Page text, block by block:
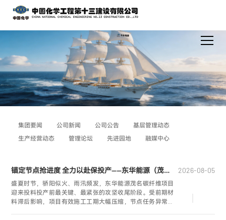
集团要闻 公司新闻 公司公告
基层管理动态
生产经营动态
管理论坛 先进园地 融媒中心
锚定节点抢进度 全力以赴保投产——东华能源（茂名）万吨级碳纤维项目攻坚纪实 2026-08-05
盛夏时节，骄阳似火、雨汛频发，东华能源茂名碳纤维项目
迎来投料投产前最关键、最紧张的攻坚收尾阶段。受前期材
料滞后影响，项目有效施工工期大幅压缩，节点任务异常艰